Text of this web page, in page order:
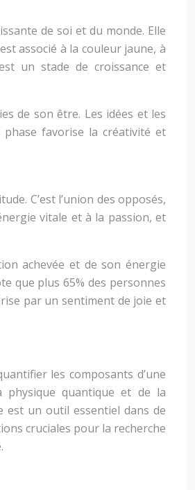
de soi et du monde. Elle
associé à la couleur jaune, à
un stade de croissance et
de son être. Les idées et les
favorise la créativité et
C’est l’union des opposés,
vitale et à la passion, et
achevée et de son énergie
que plus 65% des personnes
par un sentiment de joie et
les composants d’une
physique quantique et de la
est un outil essentiel dans de
cruciales pour la recherche